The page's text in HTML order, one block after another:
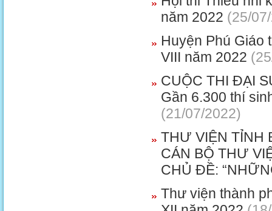
năm 2022 (25/
Huyện Phú Giáo
VIII năm 2022
CUỘC THI ĐẠI
Gần 6.300 thí
(21/07/2022)
THƯ VIỆN TỈNH
CÁN BỘ THƯ
CHỦ ĐỀ:
Thư viện thành